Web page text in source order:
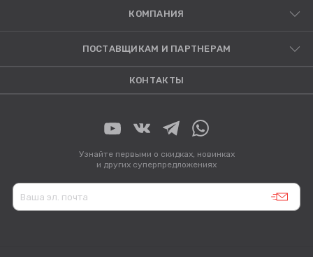
КОМПАНИЯ
ПОСТАВЩИКАМ И ПАРТНЕРАМ
КОНТАКТЫ
Узнайте первыми о скидках, новинках
и других суперпредложениях